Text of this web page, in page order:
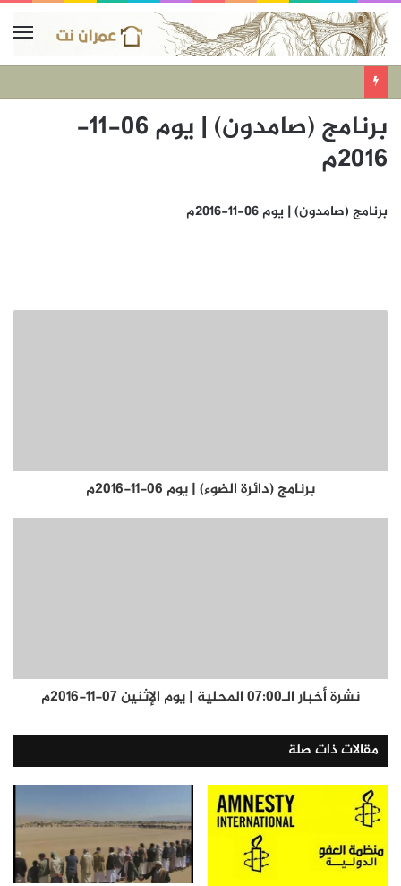
برنامج (صامدون) | يوم 06-11-
2016م
برنامج (صامدون) | يوم 06-11-2016م
برنامج (دائرة الضوء) | يوم 06-11-2016م
نشرة أخبار الـ07:00 المحلية | يوم الإثنين 07-11-2016م
مقالات ذات صلة